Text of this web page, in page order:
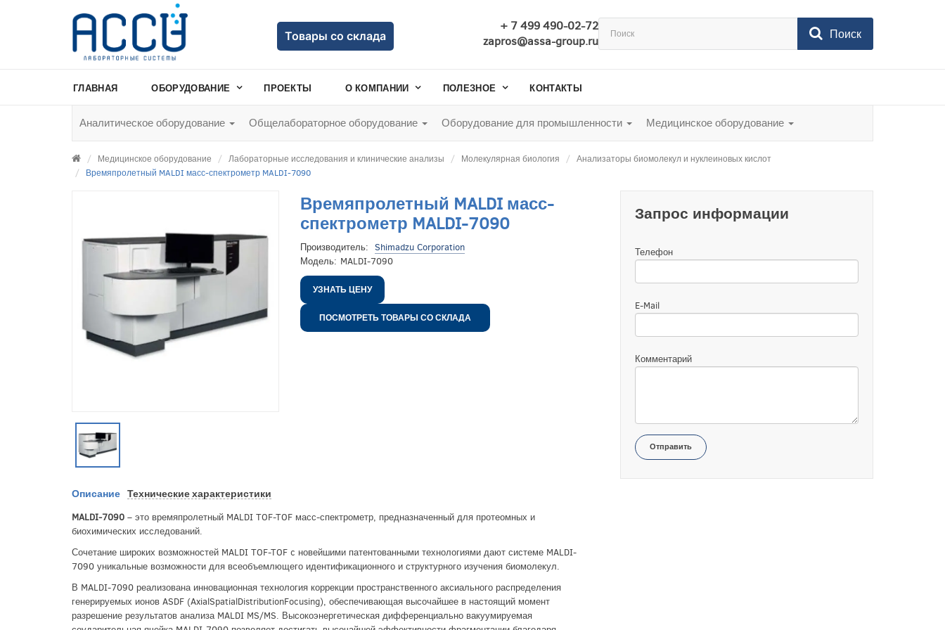
Товары со склада
+ 7 499 490-02-72
zapros@assa-group.ru
Поиск
ГЛАВНАЯ ОБОРУДОВАНИЕ ПРОЕКТЫ О КОМПАНИИ ПОЛЕЗНОЕ КОНТАКТЫ
Аналитическое оборудование Общелабораторное оборудование Оборудование для промышленности Медицинское оборудование
Медицинское оборудование Лабораторные исследования и клинические анализы Молекулярная биология
Анализаторы биомолекул и нуклеиновых кислот
Времяпролетный MALDI масс-спектрометр MALDI-7090
Времяпролетный MALDI масс-
спектрометр MALDI-7090
Производитель: Shimadzu Corporation
Модель: MALDI-7090
УЗНАТЬ ЦЕНУ
ПОСМОТРЕТЬ ТОВАРЫ СО СКЛАДА
Описание Технические характеристики
MALDI-7090 – это времяпролетный MALDI TOF-TOF масс-спектрометр, предназначенный для протеомных и
биохимических исследований.
Сочетание широких возможностей MALDI TOF-TOF c новейшими патентованными технологиями дают системе MALDI-
7090 уникальные возможности для всеобъемлющего идентификационного и структурного изучения биомолекул.
В MALDI-7090 реализована инновационная технология коррекции пространственного аксиального распределения
генерируемых ионов ASDF (AxialSpatialDistributionFocusing), обеспечивающая высочайшее в настоящий момент
разрешение результатов анализа MALDI MS/MS. Высокоэнергетическая дифференциально вакуумируемая
Запрос информации
Телефон
E-Mail
Комментарий
Отправить